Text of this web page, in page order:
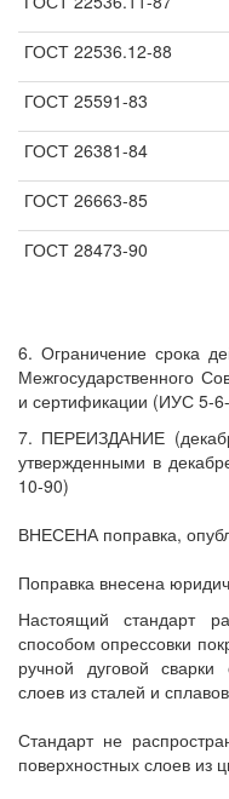
ГОСТ 22536.12-88
ГОСТ 25591-83
ГОСТ 26381-84
ГОСТ 26663-85
ГОСТ 28473-90
6. Ограничение срока
Межгосударственного
и сертификации (ИУС 5-
7. ПЕРЕИЗДАНИЕ
утвержденными в
10-90)
ВНЕСЕНА поправка,
Поправка внесена
Настоящий стандарт
способом опрессовки
ручной дуговой
слоев из сталей и
Стандарт не
поверхностных слоев из